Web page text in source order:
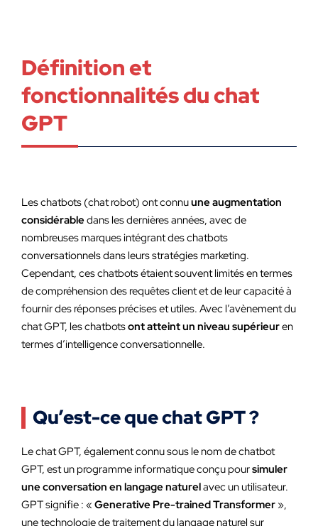
Définition et
fonctionnalités du chat
GPT
Les chatbots (chat robot) ont connuune augmentation
considérabledans les dernières années, avec de
nombreuses marques intégrant des chatbots
conversationnels dans leurs stratégies marketing.
Cependant, ces chatbots étaient souvent limités en termes
de compréhension des requêtes client et de leur capacité à
fournir des réponses précises et utiles. Avec l’avènement du
chat GPT, les chatbotsont atteint un niveau supérieuren
termes d’intelligence conversationnelle.
Qu’est-ce que chat GPT ?
Le chat GPT, également connu sous le nom de chatbot
GPT, est un programme informatique conçu poursimuler
une conversation en langage naturelavec un utilisateur.
GPT signifie : « Generative Pre-trained Transformer »,
une technologie de traitement du langage naturel sur